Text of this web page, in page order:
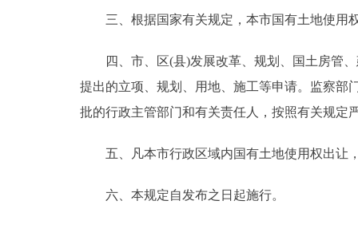
三、根据国家有关规定，本市国有土地使用
四、市、区(县)发展改革、规划、国土房管、
提出的立项、规划、用地、施工等申请。监察部
批的行政主管部门和有关责任人，按照有关规定
五、凡本市行政区域内国有土地使用权出让
六、本规定自发布之日起施行。